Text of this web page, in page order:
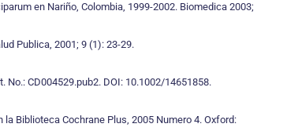
en Nariño, Colombia, 1999-2002. Biomedica 2003;
Publica, 2001; 9 (1): 23-29.
CD004529.pub2. DOI: 10.1002/14651858.
Biblioteca Cochrane Plus, 2005 Numero 4. Oxford: